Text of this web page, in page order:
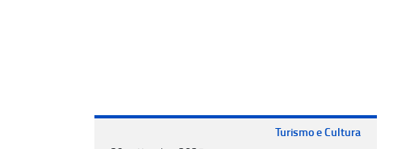
Turismo e Cultura